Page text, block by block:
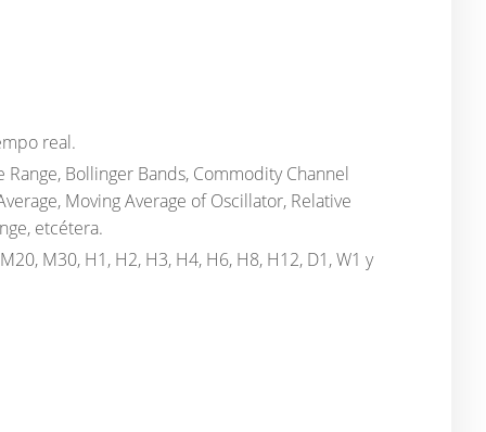
real.
Bollinger Bands, Commodity Channel
Moving Average of Oscillator, Relative
etcétera.
M30, H1, H2, H3, H4, H6, H8, H12, D1, W1 y